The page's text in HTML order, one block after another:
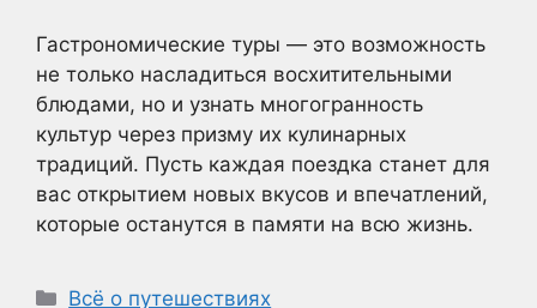
Гастрономические туры — это возможность
не только насладиться восхитительными
блюдами, но и узнать многогранность
культур через призму их кулинарных
традиций. Пусть каждая поездка станет для
вас открытием новых вкусов и впечатлений,
которые останутся в памяти на всю жизнь.
Рубрики
Всё о путешествиях